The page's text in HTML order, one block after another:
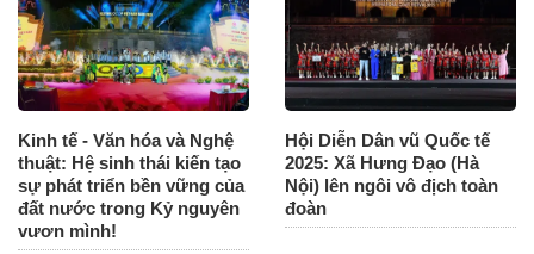
Kinh tế - Văn hóa và Nghệ
thuật: Hệ sinh thái kiến tạo
sự phát triển bền vững của
đất nước trong Kỷ nguyên
vươn mình!
Hội Diễn Dân vũ Quốc tế
2025: Xã Hưng Đạo (Hà
Nội) lên ngôi vô địch toàn
đoàn